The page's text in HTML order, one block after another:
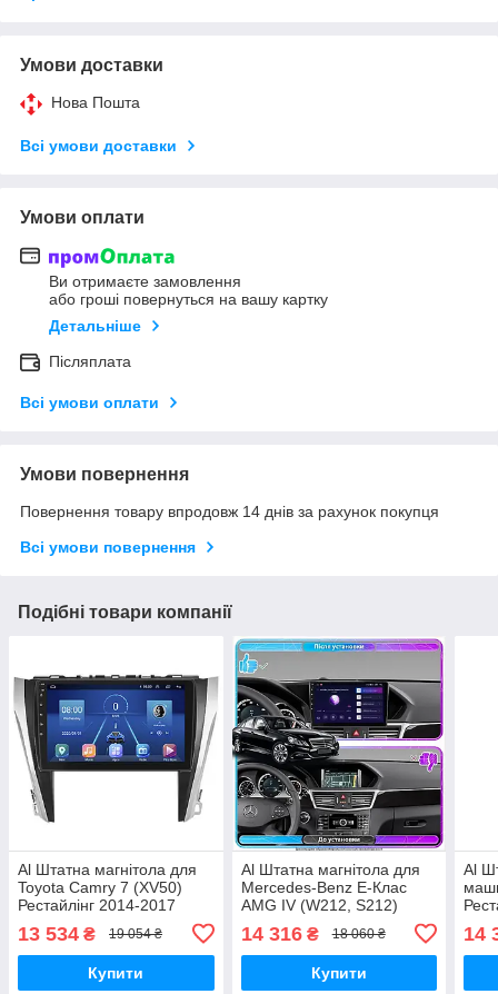
Умови доставки
Нова Пошта
Всі умови доставки
Умови оплати
Ви отримаєте замовлення
або гроші повернуться на вашу картку
Детальніше
Післяплата
Всі умови оплати
Умови повернення
Повернення товару впродовж 14 днів за рахунок покупця
Всі умови повернення
Подібні товари компанії
Al Штатна магнітола для
Toyota Camry 7 (XV50)
Рестайлінг 2014-2017
екран 10" 6/128Gb 4G Wi-
Fi GPS Top Android
13 534 ₴ 19 054 ₴
Купити
Al Штатна магнітола для
Mercedes-Benz E-Клас
AMG IV (W212, S212)
2/32Gb 4G Wi-Fi GPS Top
Android
14 316₴ 18 060 ₴
Купити
Al
14